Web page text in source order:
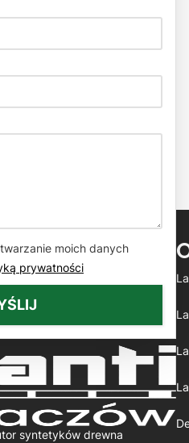
moich danych
prywatności
syntetyków drewna